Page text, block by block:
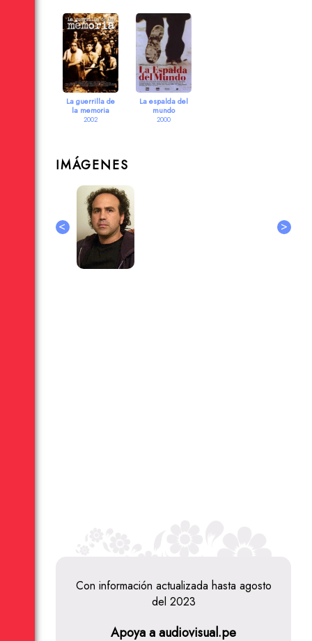
La guerrilla de
la memoria
2002
La espalda del
mundo
2000
IMÁGENES
< >
Con información actualizada hasta agosto
del 2023
Apoya a audiovisual.pe